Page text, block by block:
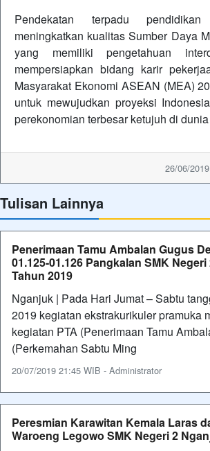
Pendekatan terpadu
meningkatkan kualitas Sumber Daya
yang memiliki pengetahuan
mempersiapkan bidang karir
Masyarakat Ekonomi ASEAN (MEA)
untuk mewujudkan proyeksi
perekonomian terbesar ketujuh di
26/06/
Tulisan Lainnya
Penerimaan Tamu Ambalan Gugus
01.125-01.126 Pangkalan SMK
Tahun 2019
Nganjuk | Pada Hari Jumat – Sabtu
2019 kegiatan ekstrakurikuler pramuka
kegiatan PTA (Penerimaan Tamu
(Perkemahan Sabtu Ming
20/07/2019 21:45 WIB - Administrator
Peresmian Karawitan Kemala Laras
Waroeng Legowo SMK Negeri 2